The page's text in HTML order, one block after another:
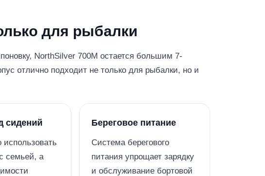
для рыбалки
NorthSilver 700M остается большим 7-
отлично подходит не только для рыбалки, но и
сидений
семьей, а
Береговое питание
Система берегового
питания упрощает зарядку
и обслуживание бортовой